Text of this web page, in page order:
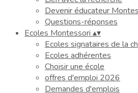
Devenir éducateur
Questions-réponses
Ecoles Montessori ▴▾
Ecoles signataires de la
Ecoles adhérentes
Choisir une école
offres d'emploi 2026
Demandes d'emplois